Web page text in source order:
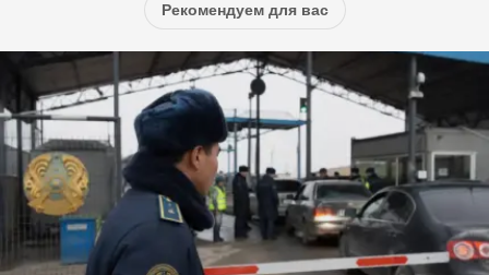
Рекомендуем для вас